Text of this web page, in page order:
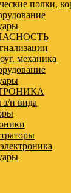
полки,
механика
п вида